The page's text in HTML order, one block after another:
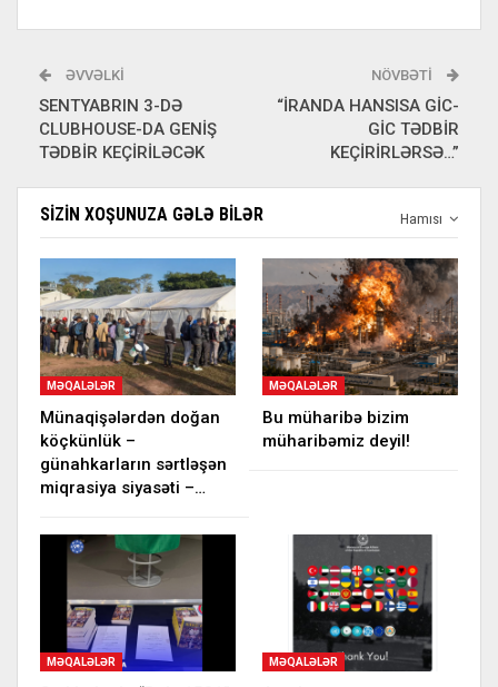
ƏVVƏLKI
SENTYABRIN 3-DƏ
CLUBHOUSE-DA GENİŞ
TƏDBİR KEÇİRİLƏCƏK
NÖVBƏTI
“İRANDA HANSISA GİC-
GİC TƏDBİR
KEÇİRİRLƏRSƏ…”
Hamısı
SIZIN XOŞUNUZA GƏLƏ BILƏR
MƏQALƏLƏR
Münaqişələrdən doğan
köçkünlük –
günahkarların sərtləşən
miqrasiya siyasəti –…
MƏQALƏLƏR
Bu müharibə bizim
müharibəmiz deyil!
MƏQALƏLƏR MƏQALƏLƏR